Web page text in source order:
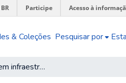
Participe Acesso à
& Coleções Pesquisar por
Investimentos em infraestrutura e crescimento econômico no Brasil : uma análise dos efeitos do pró-infra com um modelo EGC com dinâmica recursiva